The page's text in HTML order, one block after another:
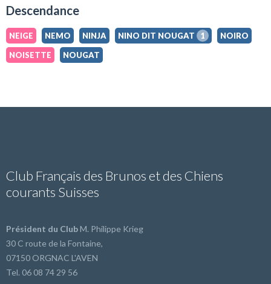
Descendance
NEIGE NEMO NINJA NINO DIT NOUGAT 1
NOIRO
NOISETTE
NOUGAT
Club Français des Brunos et des Chiens
courants Suisses
Président du ClubM. Philippe Krieg
30 C route de la Fontaine,
07150 ORGNAC L'AVEN
Tel. 06 08 74 29 56